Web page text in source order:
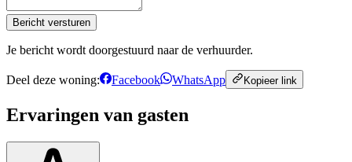
Bericht versturen
Je bericht wordt doorgestuurd naar de verhuurder.
Deel deze woning: Facebook WhatsApp Kopieer link
Ervaringen van gasten